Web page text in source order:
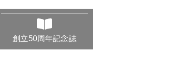
創立50周年記念誌